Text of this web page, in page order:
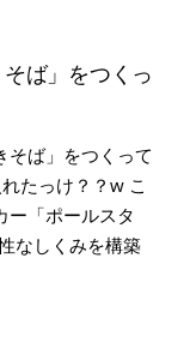
ば」をつくっ
そば」をつくって
たっけ？？w こ
ー「ポールスタ
なしくみを構築